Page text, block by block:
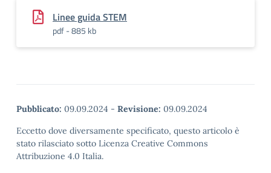
Linee guida STEM
pdf - 885 kb
Pubblicato: 09.09.2024 - Revisione: 09.09.2024
Eccetto dove diversamente specificato, questo articolo è
stato rilasciato sotto Licenza Creative Commons
Attribuzione 4.0 Italia.